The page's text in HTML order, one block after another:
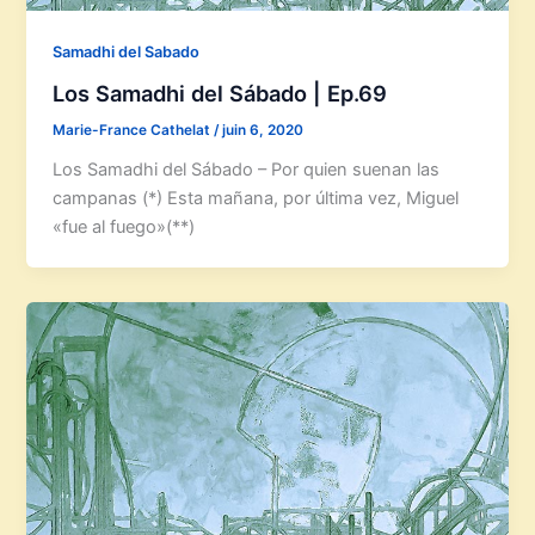
Samadhi del Sabado
Los Samadhi del Sábado | Ep.69
Marie-France Cathelat /juin 6, 2020
Los Samadhi del Sábado – Por quien suenan las
campanas (*) Esta mañana, por última vez, Miguel
«fue al fuego»(**)